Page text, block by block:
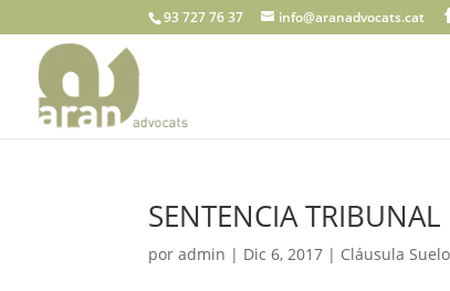
93 727 76 37 info@aranadvocats.cat
SENTENCIA
poradmin | Dic 6, 2017 | Cláusula Suelo